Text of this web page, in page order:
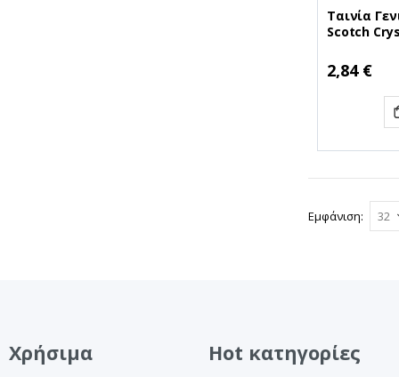
Ταινία
Scotch
2,84 €
Εμφάνιση
Χρήσιμα Hot κατηγορίες